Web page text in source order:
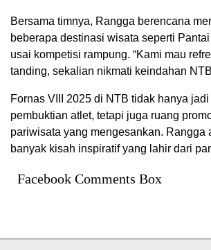
Bersama timnya, Rangga berencana
beberapa destinasi wisata seperti
usai kompetisi rampung. “Kami mau
tanding, sekalian nikmati keindahan
Fornas VIII 2025 di NTB tidak hanya
pembuktian atlet, tetapi juga ruang
pariwisata yang mengesankan. Rangga
banyak kisah inspiratif yang lahir dari
Facebook Comments Box